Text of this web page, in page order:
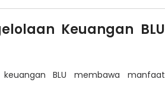
Keuangan BLU
BLU membawa manfaat